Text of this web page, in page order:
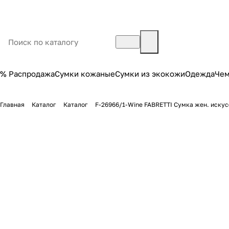
% РаспродажаСумки кожаныеСумки из экокожиОдежда
Главная Каталог Каталог F-26966/1-Wine FABRETTI Сумка жен.